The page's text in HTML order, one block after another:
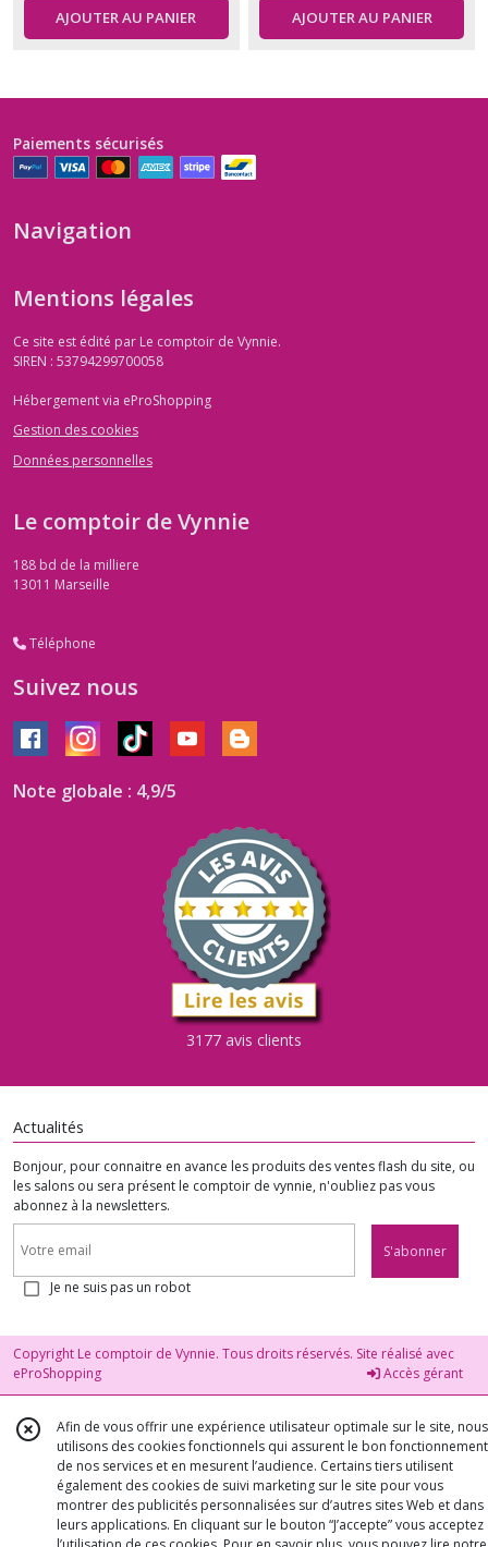
AJOUTER AU PANIER AJOUTER AU PANIER
Paiements sécurisés
Navigation
Mentions légales
Ce site est édité par Le comptoir de Vynnie.
SIREN : 53794299700058
Hébergement via eProShopping
Gestion des cookies
Données personnelles
Le comptoir de Vynnie
188 bd de la milliere
13011 Marseille
Téléphone
Suivez nous
Note globale : 4,9/5
3177 avis clients
Actualités
Bonjour, pour connaitre en avance les produits des ventes flash du site, ou
les salons ou sera présent le comptoir de vynnie, n'oubliez pas vous
abonnez à la newsletters.
S'abonner
Je ne suis pas un robot
Copyright Le comptoir de Vynnie. Tous droits réservés. Site réalisé avec
eProShopping
Accès gérant
Afin de vous offrir une expérience utilisateur optimale sur le site, nous
utilisons des cookies fonctionnels qui assurent le bon fonctionnement
de nos services et en mesurent l’audience. Certains tiers utilisent
également des cookies de suivi marketing sur le site pour vous
montrer des publicités personnalisées sur d’autres sites Web et dans
leurs applications. En cliquant sur le bouton “J’accepte” vous acceptez